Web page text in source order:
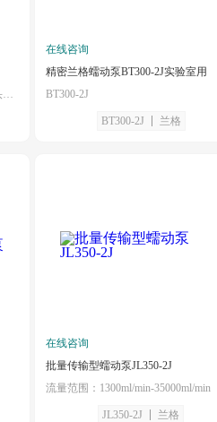
0.002～380ml/min(单管)价格根据泵头不同需另外计算
在线咨询
精密兰格蠕动泵BT300-2J实验室用
BT300-2J
BT300-2J 兰格
在线咨询
批量传输型蠕动泵JL350-2J
流量范围：1300ml/min-35000ml/min
JL350-2J 兰格